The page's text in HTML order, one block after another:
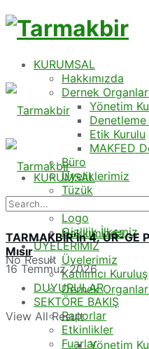
KURUMSAL
Hakkımızda
Dernek
Yönetim
Denetleme
Etik Kurulu
MAKFED
Büro
Üyeliklerimiz
Tüzük
Logo
Gizlilik İlkemiz
ÜYELERİMİZ
Üyelerimiz
Katılımcı Kuruluş
DUYURULAR
SEKTÖRE BAKIŞ
Raporlar
Etkinlikler
Fuarlar
KURUMSAL
Hakkımızda
Dernek
Yönetim
No Result
View All Result
TARMAKBİR’in 4. UR-GE
Mısır
16 Temmuz 2026